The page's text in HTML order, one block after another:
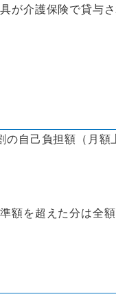
が介護保険で貸与
自己負担額（月額
を超えた分は全額